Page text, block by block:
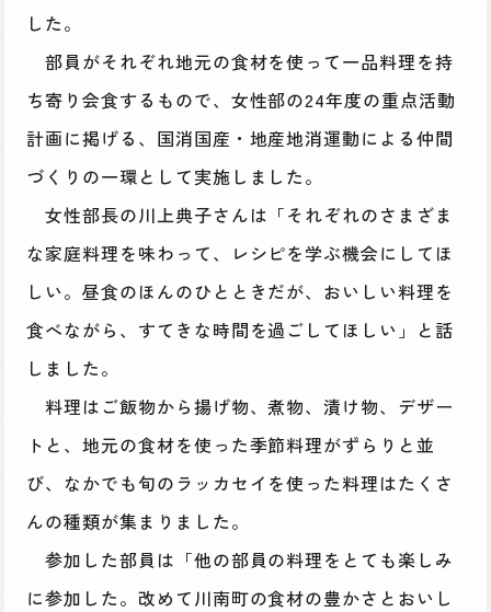
した。
部員がそれぞれ地元の食材を使って一品料理を持
ち寄り会食するもので、女性部の24年度の重点活動
計画に掲げる、国消国産・地産地消運動による仲間
づくりの一環として実施しました。
女性部長の川上典子さんは「それぞれのさまざま
な家庭料理を味わって、レシピを学ぶ機会にしてほ
しい。昼食のほんのひとときだが、おいしい料理を
食べながら、すてきな時間を過ごしてほしい」と話
しました。
料理はご飯物から揚げ物、煮物、漬け物、デザー
トと、地元の食材を使った季節料理がずらりと並
び、なかでも旬のラッカセイを使った料理はたくさ
んの種類が集まりました。
参加した部員は「他の部員の料理をとても楽しみ
に参加した。改めて川南町の食材の豊かさとおいし